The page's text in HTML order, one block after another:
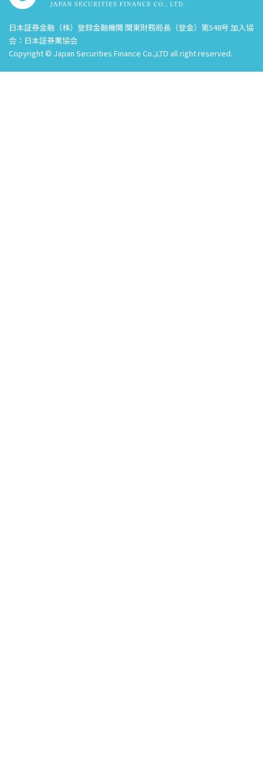
日本証券金融（株）登録金融機関 関東財務局長（登金）第548号 加入協
会：日本証券業協会
Copyright © Japan Securities Finance Co.,LTD all right reserved.